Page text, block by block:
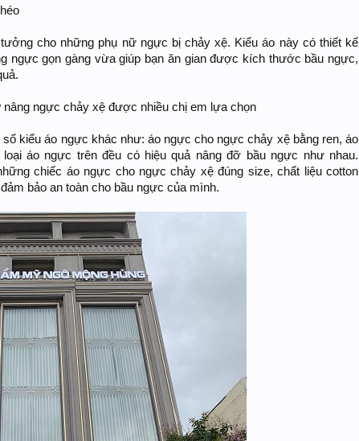
cho những phụ nữ ngực bị chảy xệ. Kiểu áo này có thiết kế
ngực gọn gàng vừa giúp bạn ăn gian được kích thước bầu ngực,
nâng ngực chảy xệ được nhiều chị em lựa chọn
kiểu áo ngực khác như: áo ngực cho ngực chảy xệ bằng ren, áo
áo ngực trên đều có hiệu quả nâng đỡ bầu ngực như nhau.
chiếc áo ngực cho ngực chảy xệ đúng size, chất liệu cotton
bảo an toàn cho bầu ngực của mình.